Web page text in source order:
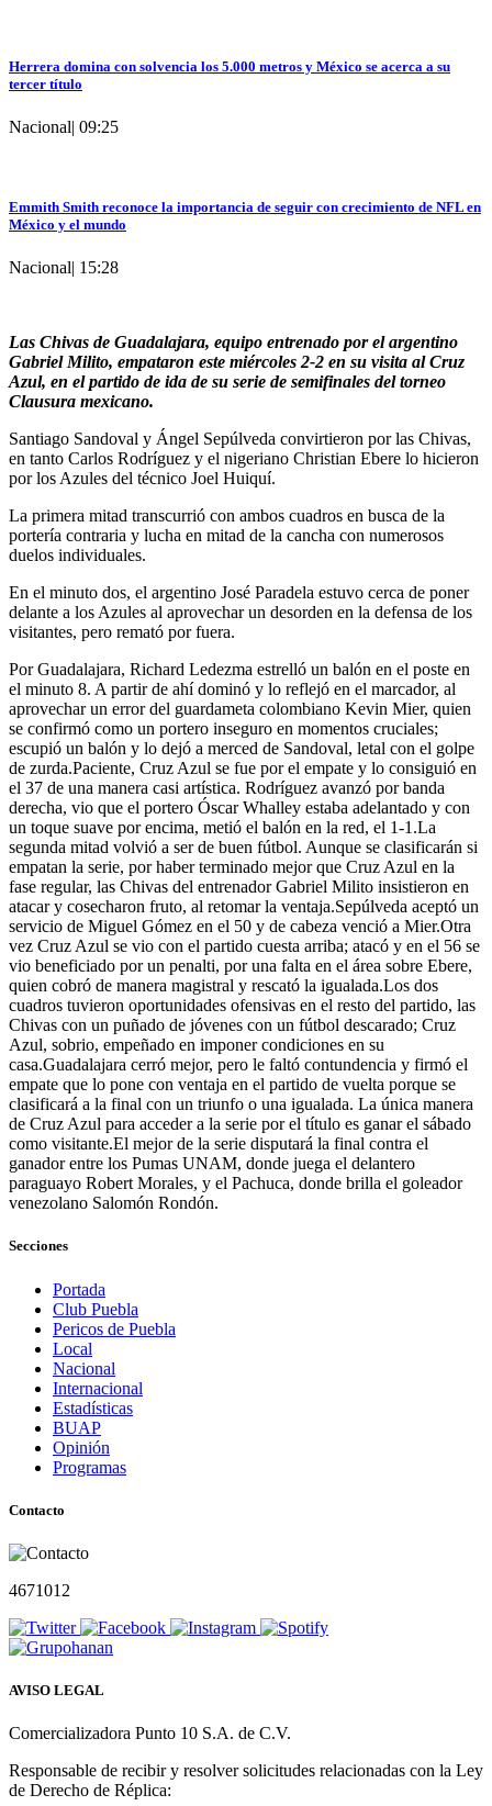
Herrera domina con solvencia los 5.000 metros y México se acerca a su
tercer título
Nacional| 09:25
Emmith Smith reconoce la importancia de seguir con crecimiento de NFL en
México y el mundo
Nacional| 15:28
Las Chivas de Guadalajara, equipo entrenado por el argentino
Gabriel Milito, empataron este miércoles 2-2 en su visita al Cruz
Azul, en el partido de ida de su serie de semifinales del torneo
Clausura mexicano.
Santiago Sandoval y Ángel Sepúlveda convirtieron por las Chivas,
en tanto Carlos Rodríguez y el nigeriano Christian Ebere lo hicieron
por los Azules del técnico Joel Huiquí.
La primera mitad transcurrió con ambos cuadros en busca de la
portería contraria y lucha en mitad de la cancha con numerosos
duelos individuales.
En el minuto dos, el argentino José Paradela estuvo cerca de poner
delante a los Azules al aprovechar un desorden en la defensa de los
visitantes, pero remató por fuera.
Por Guadalajara, Richard Ledezma estrelló un balón en el poste en
el minuto 8. A partir de ahí dominó y lo reflejó en el marcador, al
aprovechar un error del guardameta colombiano Kevin Mier, quien
se confirmó como un portero inseguro en momentos cruciales;
escupió un balón y lo dejó a merced de Sandoval, letal con el golpe
de zurda.Paciente, Cruz Azul se fue por el empate y lo consiguió en
el 37 de una manera casi artística. Rodríguez avanzó por banda
derecha, vio que el portero Óscar Whalley estaba adelantado y con
un toque suave por encima, metió el balón en la red, el 1-1.La
segunda mitad volvió a ser de buen fútbol. Aunque se clasificarán si
empatan la serie, por haber terminado mejor que Cruz Azul en la
fase regular, las Chivas del entrenador Gabriel Milito insistieron en
atacar y cosecharon fruto, al retomar la ventaja.Sepúlveda aceptó un
servicio de Miguel Gómez en el 50 y de cabeza venció a Mier.Otra
vez Cruz Azul se vio con el partido cuesta arriba; atacó y en el 56 se
vio beneficiado por un penalti, por una falta en el área sobre Ebere,
quien cobró de manera magistral y rescató la igualada.Los dos
cuadros tuvieron oportunidades ofensivas en el resto del partido, las
Chivas con un puñado de jóvenes con un fútbol descarado; Cruz
Azul, sobrio, empeñado en imponer condiciones en su
casa.Guadalajara cerró mejor, pero le faltó contundencia y firmó el
empate que lo pone con ventaja en el partido de vuelta porque se
clasificará a la final con un triunfo o una igualada. La única manera
de Cruz Azul para acceder a la serie por el título es ganar el sábado
como visitante.El mejor de la serie disputará la final contra el
ganador entre los Pumas UNAM, donde juega el delantero
paraguayo Robert Morales, y el Pachuca, donde brilla el goleador
venezolano Salomón Rondón.
Secciones
Portada
Club Puebla
Pericos de Puebla
Local
Nacional
Internacional
Estadísticas
BUAP
Opinión
Programas
Contacto
4671012
AVISO LEGAL
Comercializadora Punto 10 S.A. de C.V.
Responsable de recibir y resolver solicitudes relacionadas con la Ley
de Derecho de Réplica: